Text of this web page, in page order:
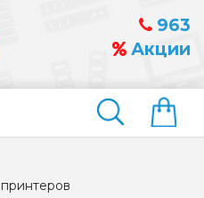
963
Акции
Найти